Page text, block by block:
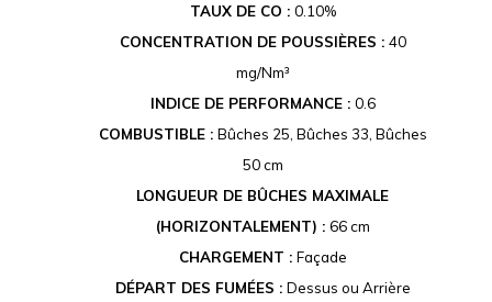
TAUX DE CO : 0.10%
CONCENTRATION DE POUSSIÈRES : 40
mg/Nm³
INDICE DE PERFORMANCE : 0.6
COMBUSTIBLE : Bûches 25, Bûches 33, Bûches
50 cm
LONGUEUR DE BÛCHES MAXIMALE
(HORIZONTALEMENT) : 66 cm
CHARGEMENT : Façade
DÉPART DES FUMÉES : Dessus ou Arrière